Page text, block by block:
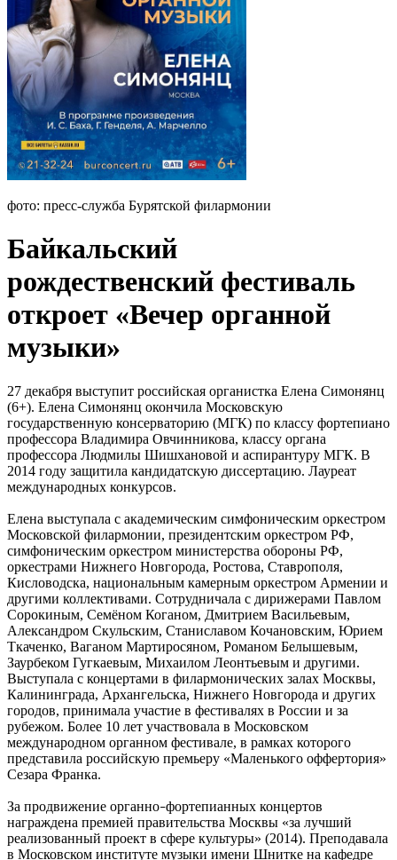
фото: пресс-служба Бурятской филармонии
Байкальский
рождественский фестиваль
откроет «Вечер органной
музыки»
27 декабря выступит российская органистка Елена Симонянц
(6+). Елена Симонянц окончила Московскую
государственную консерваторию (МГК) по классу фортепиано
профессора Владимира Овчинникова, классу органа
профессора Людмилы Шишхановой и аспирантуру МГК. В
2014 году защитила кандидатскую диссертацию. Лауреат
международных конкурсов.
Елена выступала с академическим симфоническим оркестром
Московской филармонии, президентским оркестром РФ,
симфоническим оркестром министерства обороны РФ,
оркестрами Нижнего Новгорода, Ростова, Ставрополя,
Кисловодска, национальным камерным оркестром Армении и
другими коллективами. Сотрудничала с дирижерами Павлом
Сорокиным, Семёном Коганом, Дмитрием Васильевым,
Александром Скульским, Станиславом Кочановским, Юрием
Ткаченко, Ваганом Мартиросяном, Романом Белышевым,
Заурбеком Гугкаевым, Михаилом Леонтьевым и другими.
Выступала с концертами в филармонических залах Москвы,
Калининграда, Архангельска, Нижнего Новгорода и других
городов, принимала участие в фестивалях в России и за
рубежом. Более 10 лет участвовала в Московском
международном органном фестивале, в рамках которого
представила российскую премьеру «Маленького оффертория»
Сезара Франка.
За продвижение органно–фортепианных концертов
награждена премией правительства Москвы «за лучший
реализованный проект в сфере культуры» (2014). Преподавала
в Московском институте музыки имени Шнитке на кафедре